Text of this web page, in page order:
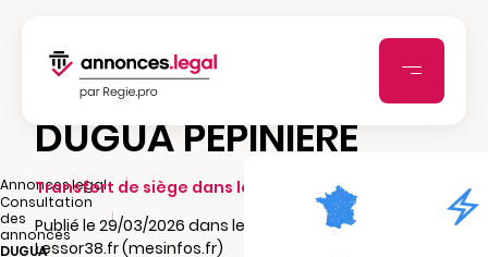
Annonces.legal
|
Consultation
des
annonces
|
DUGUA
DUGUA PEPINIERE
Transfert de siège dans le même ressort
Publié le 29/03/2026 dans le journal
Lessor38.fr (mesinfos.fr)